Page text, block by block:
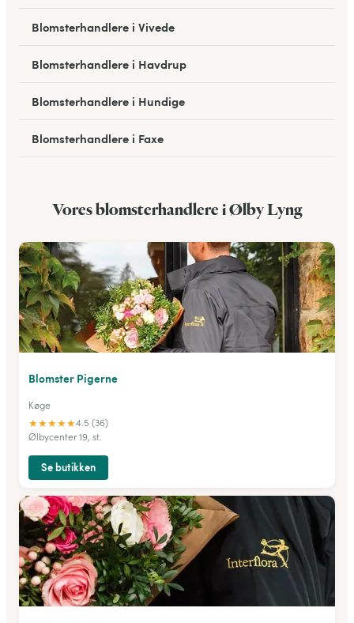
Blomsterhandlere i Vivede
Blomsterhandlere i Havdrup
Blomsterhandlere i Hundige
Blomsterhandlere i Faxe
Blomsterhandlere i Højby
Vores blomsterhandlere i Ølby Lyng
Blomster Pigerne
Køge
★★★★★4.5 (36)
Ølbycenter 19, st.
Se butikken